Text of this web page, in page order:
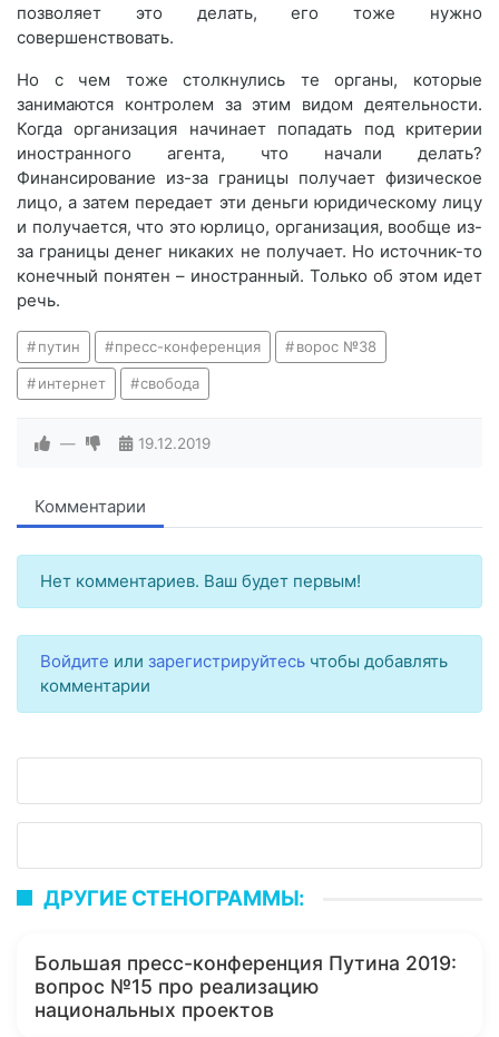
позволяет это делать, его тоже нужно
совершенствовать.
Но с чем тоже столкнулись те органы, которые
занимаются контролем за этим видом деятельности.
Когда организация начинает попадать под критерии
иностранного агента, что начали делать?
Финансирование из-за границы получает физическое
лицо, а затем передает эти деньги юридическому лицу
и получается, что это юрлицо, организация, вообще из-
за границы денег никаких не получает. Но источник-то
конечный понятен – иностранный. Только об этом идет
речь.
путин пресс-конференция ворос №38
интернет свобода
— 19.12.2019
Комментарии
Нет комментариев. Ваш будет первым!
Войдите или зарегистрируйтесь чтобы добавлять
комментарии
ДРУГИЕ СТЕНОГРАММЫ:
Большая пресс-конференция Путина 2019:
вопрос №15 про реализацию
национальных проектов